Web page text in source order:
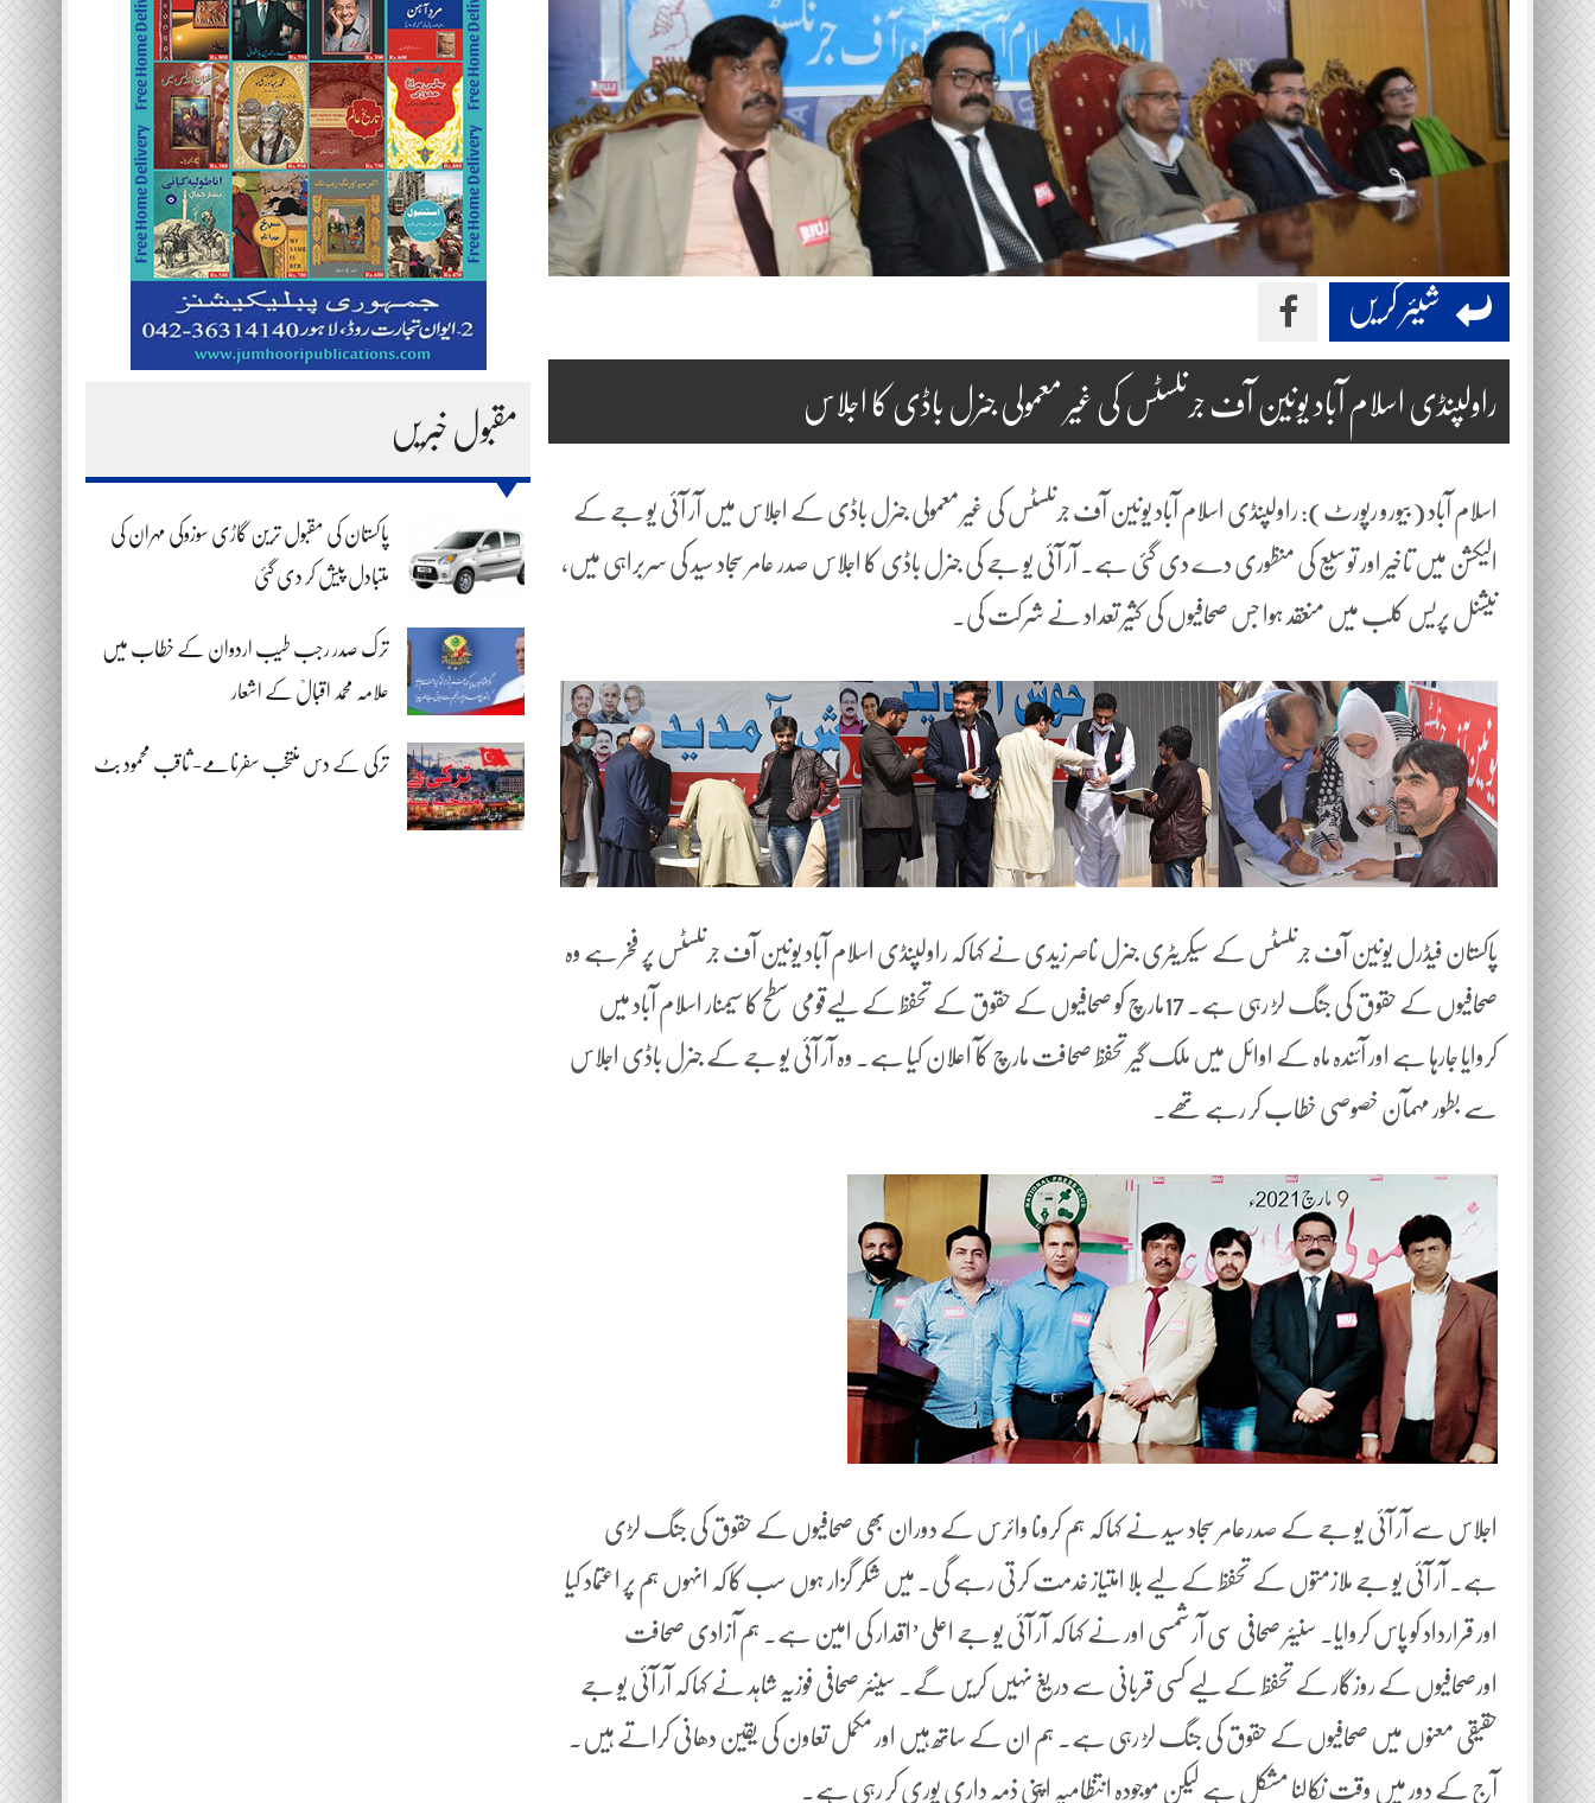
مقبول خبریں
پاکستان کی مقبول ترین گاڑی سوزوکی مہران کی
متبادل پیش کر دی گئی
ترک صدر رجب طیب اردوان کے خطاب میں
علامہ محمد اقبالؒ کے اشعار
ترکی کے دس منتخب سفرنامے- ثاقب محمود بٹ
شیئر کریں
راولپنڈی اسلام آباد یونین آف جرنلسٹس کی غیر معمولی جنرل باڈی کا اجلاس
اسلام آباد (بیورو رپورٹ): راولپنڈی اسلام آباد یونین آف جرنلسٹس کی غیر معمولی جنرل باڈی کے اجلاس میں آر آئی یو جے کے
الیکشن میں تاخیر اور توسیع کی منظوری دے دی گئی ہے. آر آئی یو جے کی جنرل باڈی کا اجلاس صدر عامر سجاد سید کی سربراہی میں،
نیشنل پریس کلب میں منعقد ہوا جس صحافیوں کی کثیر تعداد نے شرکت کی.
پاکستان فیڈرل یونین آف جرنلسٹس کے سیکریٹری جنرل ناصر زیدی نے کہا کہ راولپنڈی اسلام آباد یونین آف جرنلسٹس پر فخر ہے وہ
صحافیوں کے حقوق کی جنگ لڑ رہی ہے. 17مارچ کو صحافیوں کے حقوق کے تحفظ کے لیےقومی سطح کا سیمنار اسلام آباد میں
کروایا جارہا ہے اور آئندہ ماہ کے اوائل میں ملک گیر تحفظ صحافت مارچ کآ اعلان کیا ہے۔ وہ آر آئی یو جے کے جنرل باڈی اجلاس
سے بطور مہمآن خصوصی خطاب کر رہے تھے۔
اجلاس سے آر آئی یو جے کے صدرعامر سجاد سید نے کہا کہ ہم کرونا وائرس کے دوران بھی صحافیوں کے حقوق کی جنگ لڑی
ہے. آر آئی یو جے ملازمتوں کے تحفظ کے لیے بلا امتیاز خدمت کرتی رہے گی. میں شکر گزار ہوں سب کا کہ انہوں ہم پر اعتماد کیا
اور قرارداد کو پاس کروایا. سنیئر صحافی سی آر شمسی اور نے کہا کہ آر آئی یو جے اعلی’اقدار کی امین ہے۔ ہم آزادی صحافت
اورصحافیوں کے روزگار کے تحفظ کے لیے کسی قربانی سے دریغ نہیں کریں گے۔ سینئر صحافی فوزیہ شاہد نے کہا کہ آر آئی یو جے
حقیقی معنوں میں صحافیوں کے حقوق کی جنگ لڑ رہی ہے. ہم ان کے ساتھ ہیں اور مکمل تعاون کی یقین دھانی کراتے ہیں.
آج کے دور میں وقت نکالنا مشکل ہے لیکن موجودہ انتظامیہ اپنی ذمہ داری پوری کر رہی ہے.